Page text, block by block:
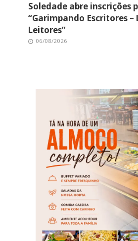
Soledade abre inscrições
“Garimpando Escritores –
Leitores”
06/08/2026